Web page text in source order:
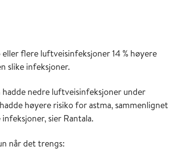
flere luftveisinfeksjoner 14 % høyere
slike infeksjoner.
nedre luftveisinfeksjoner under
høyere risiko for astma, sammenlignet
sier Rantala.
når det trengs: